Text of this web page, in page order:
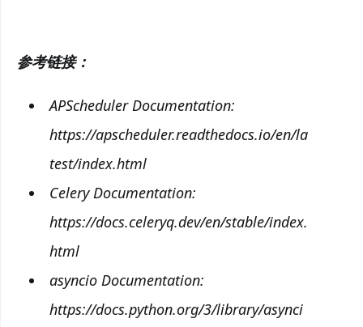
参考链接：
APScheduler Documentation:
https://apscheduler.readthedocs.io/en/la
test/index.html
Celery Documentation:
https://docs.celeryq.dev/en/stable/index.
html
asyncio Documentation:
https://docs.python.org/3/library/asynci